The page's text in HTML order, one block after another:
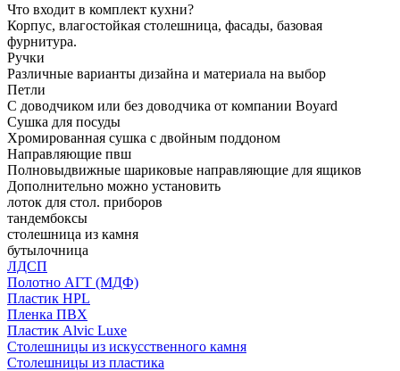
Что входит в комплект кухни?
Корпус, влагостойкая столешница, фасады, базовая
фурнитура.
Ручки
Различные варианты дизайна и материала на выбор
Петли
С доводчиком или без доводчика от компании Boyard
Сушка для посуды
Хромированная сушка с двойным поддоном
Направляющие пвш
Полновыдвижные шариковые направляющие для ящиков
Дополнительно можно установить
лоток для стол. приборов
тандембоксы
столешница из камня
бутылочница
ЛДСП
Полотно АГТ (МДФ)
Пластик HPL
Пленка ПВХ
Пластик Alvic Luxe
Столешницы из искусственного камня
Столешницы из пластика